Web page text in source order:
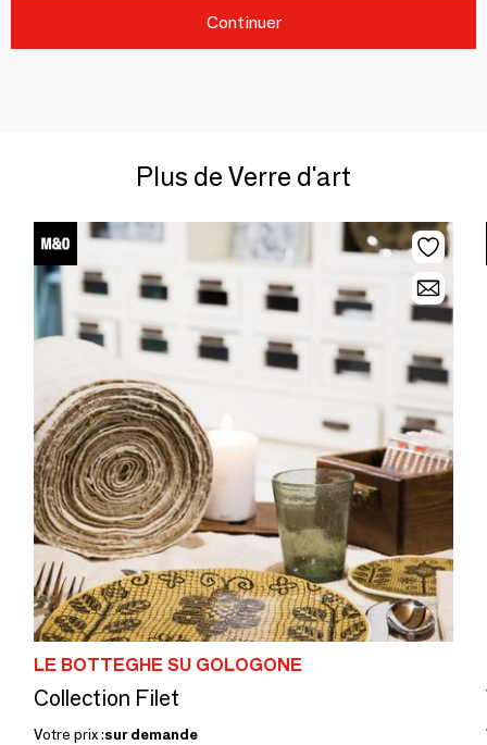
Continuer
Plus de Verre d'art
LE BOTTEGHE SU GOLOGONE
Collection Filet
Votre prix :sur demande